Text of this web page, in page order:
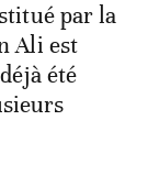
par la
Ali est
été